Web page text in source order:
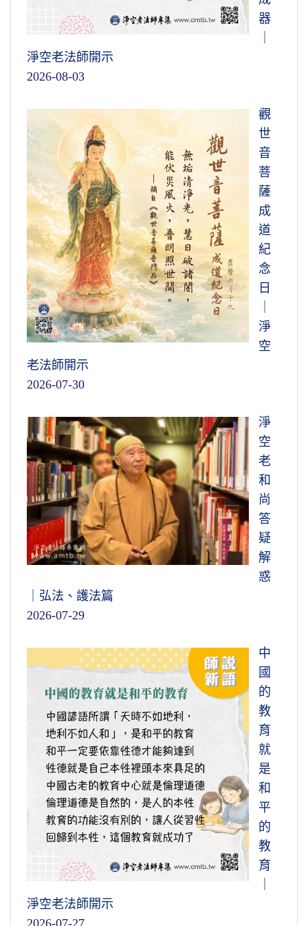
器
淨空老法師開示
2026-08-03
觀
世
音
菩
薩
成
道
紀
念
日
淨
空
老法師開示
2026-07-30
淨
空
老
和
尚
答
疑
解
惑
｜弘法、護法篇
2026-07-29
中
國
的
教
育
就
是
和
平
的
教
育
淨空老法師開示